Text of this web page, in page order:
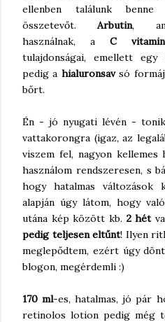
ellenben találunk
összetevőt.Arbutin,
használnak, a C vitamin
tulajdonságai, emellett egy
pedig a hialuronsavsó
bőrt.
Én - jó nyugati lévén -
vattakorongra (igaz, az
viszem fel, nagyon
használom rendszeresen, s
hogy hatalmas változások
alapján úgy látom, hogy
utána kép között kb. 2 hét
pedig teljesen eltűnt! Ilyen
meglepődtem, ezért úgy
blogon, megérdemli :)
170 ml-es, hatalmas, jó pár
retinolos lotion pedig még